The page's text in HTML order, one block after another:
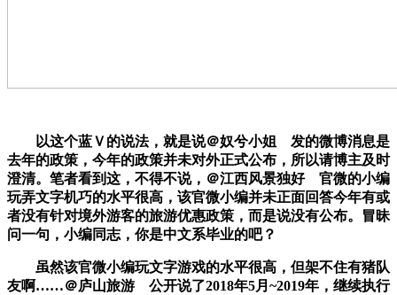
以这个蓝Ｖ的说法，就是说＠奴兮小姐 发的微博消息是
去年的政策，今年的政策并未对外正式公布，所以请博主及时
澄清。笔者看到这，不得不说， ＠江西风景独好 官微的小编
玩弄文字机巧的水平很高，该官微小编并未正面回答今年有或
者没有针对境外游客的旅游优惠政策，而是说没有公布。冒昧
问一句，小编同志，你是中文系毕业的吧？
虽然该官微小编玩文字游戏的水平很高，但架不住有猪队
友啊……＠庐山旅游 公开说了2018年5月~2019年，继续执行